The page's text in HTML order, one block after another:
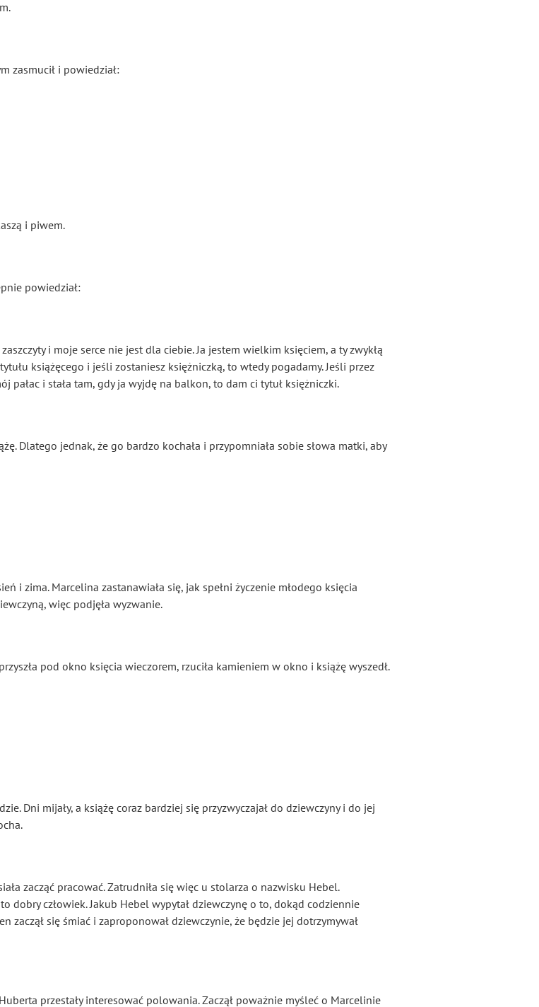
zasmucił i powiedział:
i piwem.
powiedział:
i moje serce nie jest dla ciebie. Ja jestem wielkim księciem, a ty zwykłą
książęcego i jeśli zostaniesz księżniczką, to wtedy pogadamy. Jeśli przez
pałac i stała tam, gdy ja wyjdę na balkon, to dam ci tytuł księżniczki.
Dlatego jednak, że go bardzo kochała i przypomniała sobie słowa matki, aby
i zima. Marcelina zastanawiała się, jak spełni życzenie młodego księcia
więc podjęła wyzwanie.
pod okno księcia wieczorem, rzuciła kamieniem w okno i książę wyszedł.
Dni mijały, a książę coraz bardziej się przyzwyczajał do dziewczyny i do jej
zacząć pracować. Zatrudniła się więc u stolarza o nazwisku Hebel.
dobry człowiek. Jakub Hebel wypytał dziewczynę o to, dokąd codziennie
zaczął się śmiać i zaproponował dziewczynie, że będzie jej dotrzymywał
przestały interesować polowania. Zaczął poważnie myśleć o Marcelinie